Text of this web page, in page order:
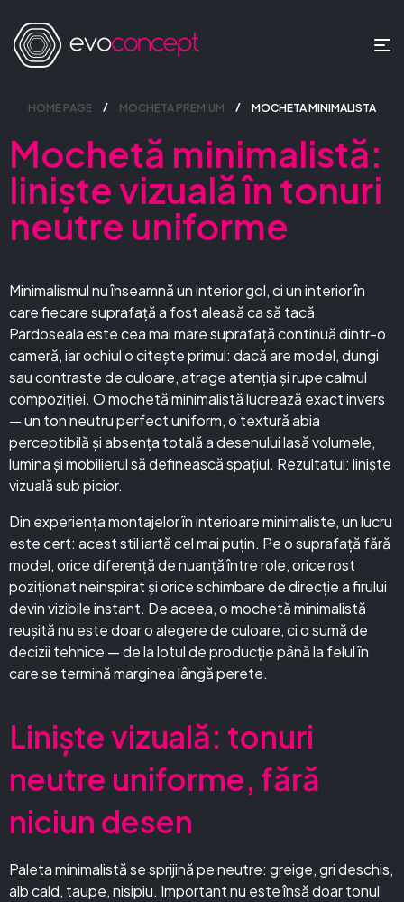
HOME PAGE MOCHETA PREMIUM MOCHETA MINIMALISTA
Mochetă minimalistă:
liniște vizuală în tonuri
neutre uniforme
Minimalismul nu înseamnă un interior gol, ci un interior în
care fiecare suprafață a fost aleasă ca să tacă.
Pardoseala este cea mai mare suprafață continuă dintr-o
cameră, iar ochiul o citește primul: dacă are model, dungi
sau contraste de culoare, atrage atenția și rupe calmul
compoziției. O mochetă minimalistă lucrează exact invers
— un ton neutru perfect uniform, o textură abia
perceptibilă și absența totală a desenului lasă volumele,
lumina și mobilierul să definească spațiul. Rezultatul: liniște
vizuală sub picior.
Din experiența montajelor în interioare minimaliste, un lucru
este cert: acest stil iartă cel mai puțin. Pe o suprafață fără
model, orice diferență de nuanță între role, orice rost
poziționat neinspirat și orice schimbare de direcție a firului
devin vizibile instant. De aceea, o mochetă minimalistă
reușită nu este doar o alegere de culoare, ci o sumă de
decizii tehnice — de la lotul de producție până la felul în
care se termină marginea lângă perete.
Liniște vizuală: tonuri
neutre uniforme, fără
niciun desen
Paleta minimalistă se sprijină pe neutre: greige, gri deschis,
alb cald, taupe, nisipiu. Important nu este însă doar tonul